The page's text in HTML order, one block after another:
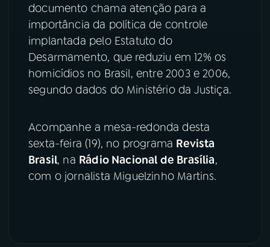
documento chama atenção para a
importância da política de controle
implantada pelo Estatuto do
Desarmamento, que reduziu em 12% os
homicídios no Brasil, entre 2003 e 2006,
segundo dados do Ministério da Justiça.
Acompanhe a mesa-redonda desta
sexta-feira (19), no programa Revista
Brasil, na Rádio Nacional de Brasília,
com o jornalista Miguelzinho Martins.